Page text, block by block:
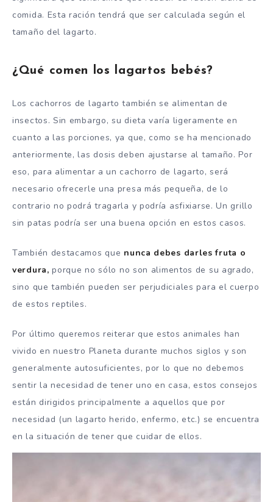
comida. Esta ración tendrá que ser calculada según el
tamaño del lagarto.
¿Qué comen los lagartos bebés?
Los cachorros de lagarto también se alimentan de
insectos. Sin embargo, su dieta varía ligeramente en
cuanto a las porciones, ya que, como se ha mencionado
anteriormente, las dosis deben ajustarse al tamaño. Por
eso, para alimentar a un cachorro de lagarto, será
necesario ofrecerle una presa más pequeña, de lo
contrario no podrá tragarla y podría asfixiarse. Un grillo
sin patas podría ser una buena opción en estos casos.
También destacamos que nunca debes darles fruta o
verdura, porque no sólo no son alimentos de su agrado,
sino que también pueden ser perjudiciales para el cuerpo
de estos reptiles.
Por último queremos reiterar que estos animales han
vivido en nuestro Planeta durante muchos siglos y son
generalmente autosuficientes, por lo que no debemos
sentir la necesidad de tener uno en casa, estos consejos
están dirigidos principalmente a aquellos que por
necesidad (un lagarto herido, enfermo, etc.) se encuentra
en la situación de tener que cuidar de ellos.